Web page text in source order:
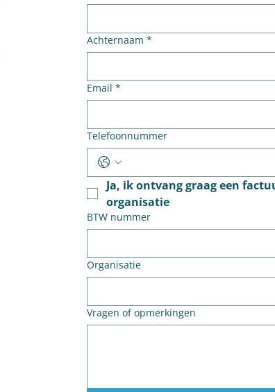
Achternaam *
Email *
Telefoonnummer
Ja, ik ontvang graag een
organisatie
BTW nummer
Organisatie
Vragen of opmerkingen